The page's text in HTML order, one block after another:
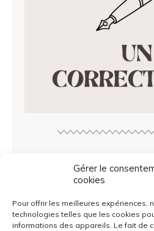
Gérer le
cookies
Pour offrir les meilleures expériences,
technologies telles que les cookies
informations des appareils. Le fait de
SUIVEZ-